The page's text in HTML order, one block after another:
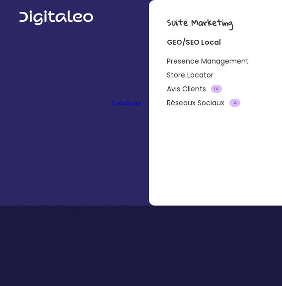
Solutions
Suite Marketing
GEO/SEO Local
Presence Management
Store Locator
Avis Clients
IA
Réseaux Sociaux IA